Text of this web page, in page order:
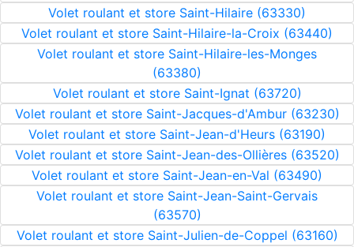
Volet roulant et store Saint-Hilaire (63330)
Volet roulant et store Saint-Hilaire-la-Croix (63440)
Volet roulant et store Saint-Hilaire-les-Monges
(63380)
Volet roulant et store Saint-Ignat (63720)
Volet roulant et store Saint-Jacques-d'Ambur (63230)
Volet roulant et store Saint-Jean-d'Heurs (63190)
Volet roulant et store Saint-Jean-des-Ollières (63520)
Volet roulant et store Saint-Jean-en-Val (63490)
Volet roulant et store Saint-Jean-Saint-Gervais
(63570)
Volet roulant et store Saint-Julien-de-Coppel (63160)